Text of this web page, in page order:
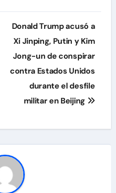
Donald Trump acusó a
Xi Jinping, Putin y Kim
Jong-un de conspirar
contra Estados Unidos
durante el desfile
militar en Beijing